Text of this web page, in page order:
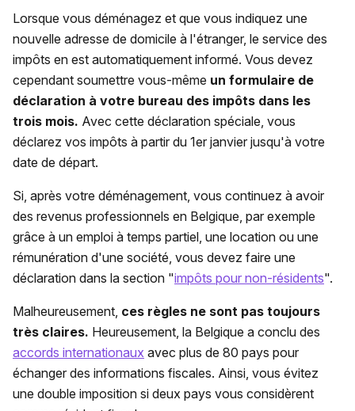
Lorsque vous déménagez et que vous indiquez une
nouvelle adresse de domicile à l'étranger, le service des
impôts en est automatiquement informé. Vous devez
cependant soumettre vous-même un formulaire de
déclaration à votre bureau des impôts dans les
trois mois. Avec cette déclaration spéciale, vous
déclarez vos impôts à partir du 1er janvier jusqu'à votre
date de départ.
Si, après votre déménagement, vous continuez à avoir
des revenus professionnels en Belgique, par exemple
grâce à un emploi à temps partiel, une location ou une
rémunération d'une société, vous devez faire une
déclaration dans la section "impôts pour non-résidents".
Malheureusement, ces règles ne sont pas toujours
très claires. Heureusement, la Belgique a conclu des
accords internationaux avec plus de 80 pays pour
échanger des informations fiscales. Ainsi, vous évitez
une double imposition si deux pays vous considèrent